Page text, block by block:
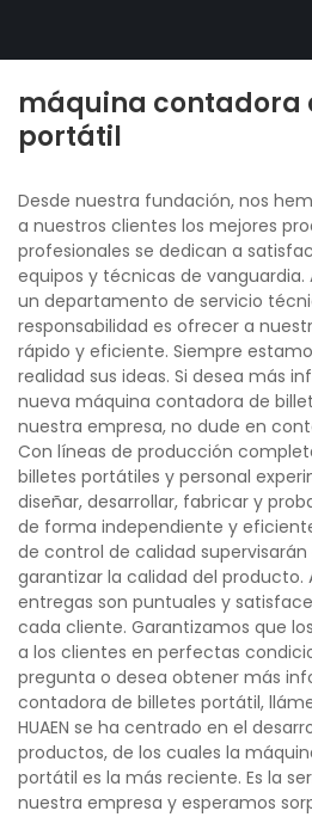
máquina contadora
portátil
Desde nuestra fundación, nos
a nuestros clientes los mejores
profesionales se dedican a
equipos y técnicas de
un departamento de servicio
responsabilidad es ofrecer a
rápido y eficiente. Siempre
realidad sus ideas. Si desea más
nueva máquina contadora de
nuestra empresa, no dude en
Con líneas de producción
billetes portátiles y personal
diseñar, desarrollar, fabricar y
de forma independiente y
de control de calidad
garantizar la calidad del producto.
entregas son puntuales y
cada cliente. Garantizamos que
a los clientes en perfectas
pregunta o desea obtener más
contadora de billetes portátil,
HUAEN se ha centrado en el
productos, de los cuales la
portátil es la más reciente. Es la
nuestra empresa y esperamos